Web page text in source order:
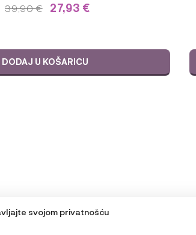
svojom privatnošću
IZVORNA
39,90 €.
39,90€TRENUTNA
27,93 €
DODAJ U KOŠARICU